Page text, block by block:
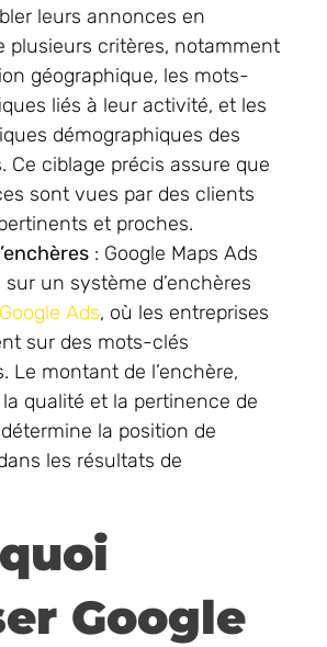
leurs annonces en
plusieurs critères, notamment
géographique, les mots-
liés à leur activité, et les
démographiques des
Ce ciblage précis assure que
sont vues par des clients
et proches.
: Google Maps Ads
un système d’enchères
Google Ads, où les entreprises
sur des mots-clés
Le montant de l’enchère,
qualité et la pertinence de
la position de
les résultats de
Google